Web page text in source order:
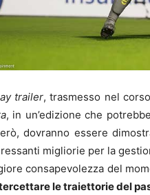
trailer, trasmesso nel
, in un’edizione che
dovranno essere
migliorie per la
consapevolezza del
le traiettorie del